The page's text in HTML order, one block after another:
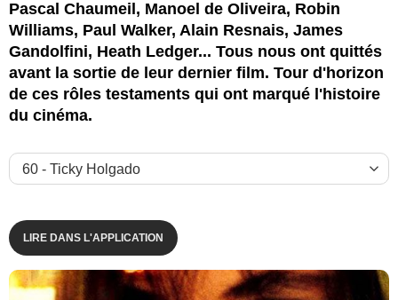
Pascal Chaumeil, Manoel de Oliveira, Robin
Williams, Paul Walker, Alain Resnais, James
Gandolfini, Heath Ledger... Tous nous ont quittés
avant la sortie de leur dernier film. Tour d'horizon
de ces rôles testaments qui ont marqué l'histoire
du cinéma.
LIRE DANS L'APPLICATION